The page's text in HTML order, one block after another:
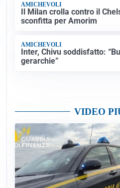
AMICHEVOLI
Il Milan crolla contro il
sconfitta per Amorim
AMICHEVOLI
Inter, Chivu soddisfatto:
gerarchie”
VIDEO